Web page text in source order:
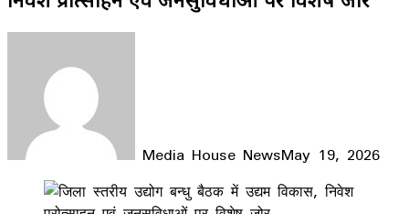
Media House NewsMay 19, 2026
Facebook
LinkedIn
WhatsApp
Telegram